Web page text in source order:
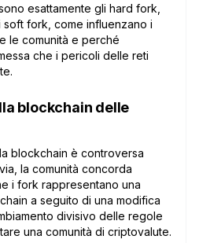
esattamente gli hard fork,
fork, come influenzano i
le comunità e perché
che i pericoli delle reti
blockchain delle
blockchain è controversa
la comunità concorda
i fork rappresentano una
a seguito di una modifica
divisivo delle regole
una comunità di criptovalute.